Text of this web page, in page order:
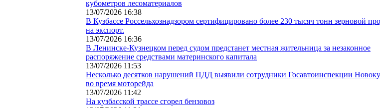
кубометров лесоматериалов
13/07/2026 16:38
В Кузбассе Россельхознадзором сертифицировано более 230 тысяч тонн зерновой
на экспорт.
13/07/2026 16:36
В Ленинске-Кузнецком перед судом предстанет местная жительница за незаконное
распоряжение средствами материнского капитала
13/07/2026 11:53
Несколько десятков нарушений ПДД выявили сотрудники Госавтоинспекции
во время моторейда
13/07/2026 11:42
На кузбасской трассе сгорел бензовоз